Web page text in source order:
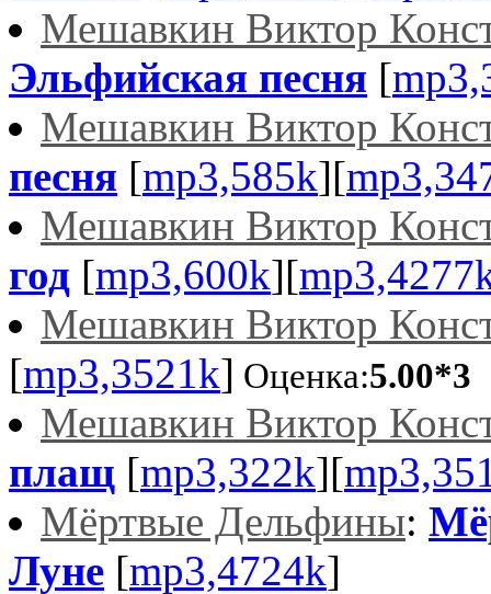
Мешавкин Виктор
Эльфийская песня [
Мешавкин Виктор
песня [mp3,585k][
Мешавкин Виктор
год [mp3,600k][
Мешавкин Виктор
[mp3,3521k] Оценка:5.00*3
Мешавкин Виктор
плащ [mp3,322k][
Мёртвые Дельфины:
Луне [mp3,4724k]